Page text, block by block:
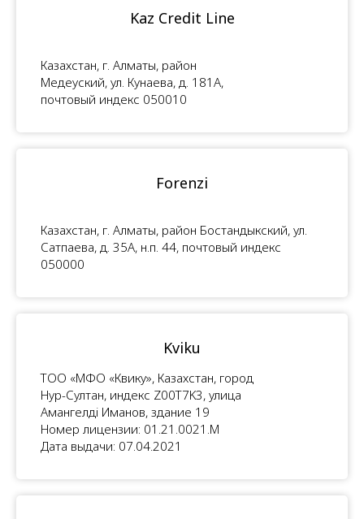
Kaz Credit Line
Казахстан, г. Алматы, район
Медеуский, ул. Кунаева, д. 181А,
почтовый индекс 050010
Forenzi
Казахстан, г. Алматы, район Бостандыкский, ул.
Сатпаева, д. 35А, н.п. 44, почтовый индекс
050000
Kviku
ТОО «МФО «Квику», Казахстан, город
Нур-Султан, индекс Z00T7K3, улица
Амангелдi Иманов, здание 19
Номер лицензии: 01.21.0021.M
Дата выдачи: 07.04.2021